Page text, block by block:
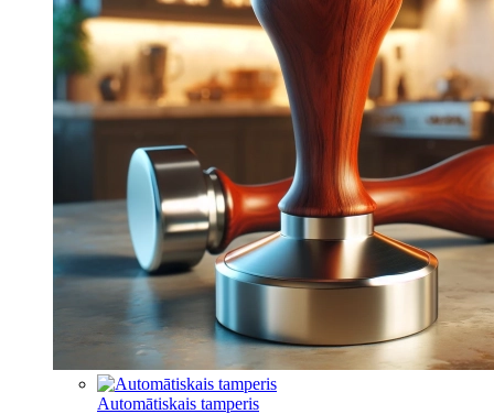
Automātiskais tamperis